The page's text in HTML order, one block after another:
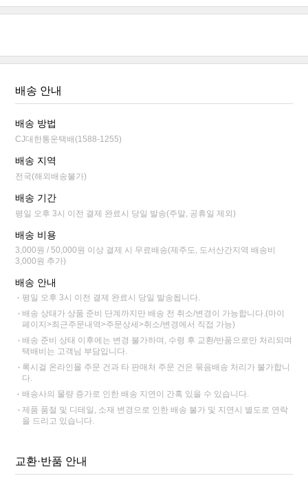
배송 안내
배송 방법
CJ대한통운택배(1588-1255)
배송 지역
전국(해외배송불가)
배송 기간
평일 오후 3시 이전 결제 완료시 당일 발송(주말, 공휴일 제외)
배송 비용
3,000원 / 50,000원 이상 결제 시 무료배송(제주도, 도서산간지역 배송비
3,000원 추가)
배송 안내
평일 오후 3시 이전 결제 완료시 당일 발송됩니다.
배송 상태가 상품 준비 단계까지만 배송 전 취소/변경이 가능합니다.(마이
페이지>최근주문내역>주문상세>취소/변경에서 직접 가능)
배송 준비 상태 이후에는 변경 불가하며, 수령 후 교환/반품으로만 처리되며
택배비는 고객님 부담입니다.
록시걸 온라인몰 주문 건과 타 판매처 주문 건은 묶음배송 처리가 불가합니
다.
배송사의 물량 증가로 인한 배송 지연이 간혹 있을 수 있습니다.
제품 품절 및 디테일, 소재 변경으로 인한 배송 불가 및 지연시 별도로 연락
을 드리고 있습니다.
교환·반품 안내